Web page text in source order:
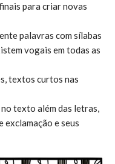
para criar novas
palavras com sílabas
vogais em todas as
textos curtos nas
texto além das letras,
e seus